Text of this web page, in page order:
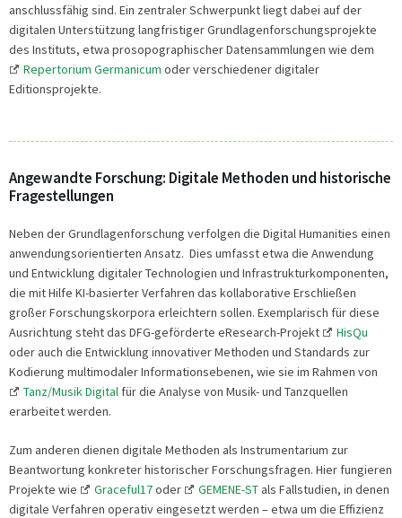
anschlussfähig sind. Ein zentraler Schwerpunkt liegt dabei auf der
digitalen Unterstützung langfristiger Grundlagenforschungsprojekte
des Instituts, etwa prosopographischer Datensammlungen wie dem
Repertorium Germanicum oder verschiedener digitaler
Editionsprojekte.
Angewandte Forschung: Digitale Methoden und historische
Fragestellungen
Neben der Grundlagenforschung verfolgen die Digital Humanities einen
anwendungsorientierten Ansatz. Dies umfasst etwa die Anwendung
und Entwicklung digitaler Technologien und Infrastrukturkomponenten,
die mit Hilfe KI-basierter Verfahren das kollaborative Erschließen
großer Forschungskorpora erleichtern sollen. Exemplarisch für diese
Ausrichtung steht das DFG-geförderte eResearch-Projekt
HisQu
oder auch die Entwicklung innovativer Methoden und Standards zur
Kodierung multimodaler Informationsebenen, wie sie im Rahmen von
Tanz/Musik Digital für die Analyse von Musik- und Tanzquellen
erarbeitet werden.
Zum anderen dienen digitale Methoden als Instrumentarium zur
Beantwortung konkreter historischer Forschungsfragen. Hier fungieren
Projekte wie
Graceful17oder GEMENE-ST als Fallstudien, in denen
digitale Verfahren operativ eingesetzt werden – etwa um die Effizienz